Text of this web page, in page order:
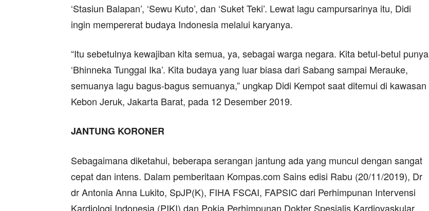
‘Stasiun Balapan’, ‘Sewu Kuto’, dan ‘Suket Teki’. Lewat lagu campursarinya itu, Didi
ingin mempererat budaya Indonesia melalui karyanya.
“Itu sebetulnya kewajiban kita semua, ya, sebagai warga negara. Kita betul-betul punya
‘Bhinneka Tunggal Ika’. Kita budaya yang luar biasa dari Sabang sampai Merauke,
semuanya lagu bagus-bagus semuanya,” ungkap Didi Kempot saat ditemui di kawasan
Kebon Jeruk, Jakarta Barat, pada 12 Desember 2019.
JANTUNG KORONER
Sebagaimana diketahui, beberapa serangan jantung ada yang muncul dengan sangat
cepat dan intens. Dalam pemberitaan Kompas.com Sains edisi Rabu (20/11/2019), Dr
dr Antonia Anna Lukito, SpJP(K), FIHA FSCAI, FAPSIC dari Perhimpunan Intervensi
Kardiologi Indonesia (PIKI) dan Pokja Perhimpunan Dokter Spesialis Kardiovaskular